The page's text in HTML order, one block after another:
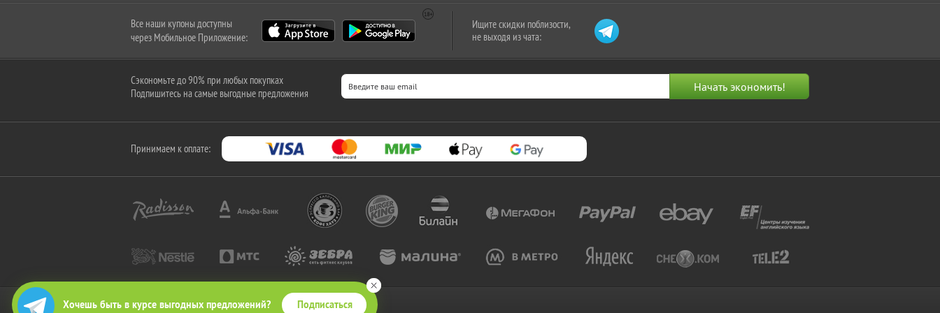
Хочешь быть в курсе выгодных предложений? Подписаться
Все наши купоны доступны
через Мобильное Приложение:
Ищите скидки поблизости,
не выходя из чата:
Сэкономьте до 90% при любых покупках
Подпишитесь на самые выгодные предложения
Принимаем к оплате:
2010-2026 © КупиКупон. Все права защищены.